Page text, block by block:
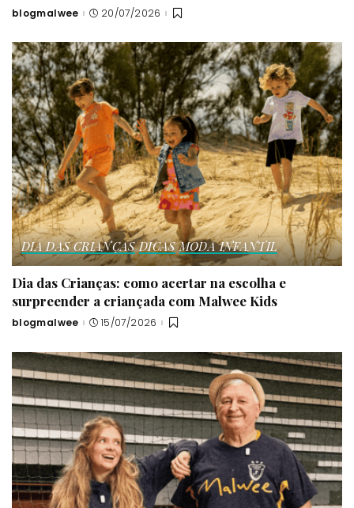
Posted
blogmalwee 20/07/2026
DIA DAS CRIANÇAS DICAS MODA INFANTIL
Dia das Crianças: como acertar na escolha e
surpreender a criançada com Malwee Kids
Posted
blogmalwee 15/07/2026